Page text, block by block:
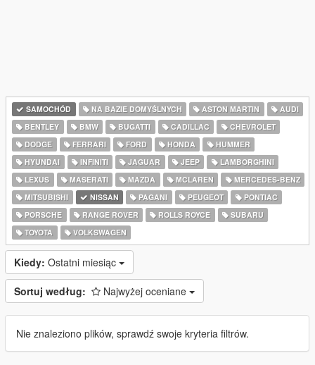
SAMOCHÓD NA BAZIE DOMYŚLNYCH ASTON MARTIN
AUDI
BENTLEY
BMW BUGATTI CADILLAC
CHEVROLET
DODGE
FERRARI FORD HONDA
HUMMER
HYUNDAI
INFINITI JAGUAR JEEP
LAMBORGHINI
LEXUS
MASERATI MAZDA MCLAREN
MERCEDES-BENZ
MITSUBISHI
NISSAN PAGANI PEUGEOT
PONTIAC
PORSCHE
RANGE ROVER ROLLS ROYCE
SUBARU
TOYOTA
VOLKSWAGEN
Kiedy: Ostatni miesiąc
Sortuj według: Najwyżej oceniane
Nie znaleziono plików, sprawdź swoje kryteria filtrów.